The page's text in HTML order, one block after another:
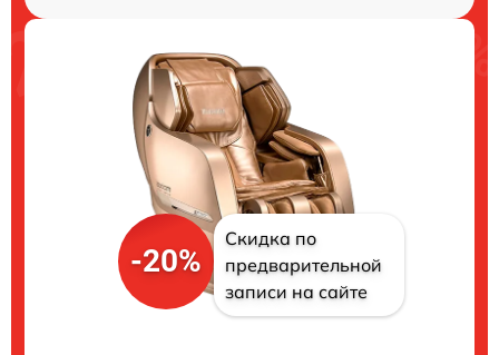
-20%
Скидка по
предварительной
записи на сайте